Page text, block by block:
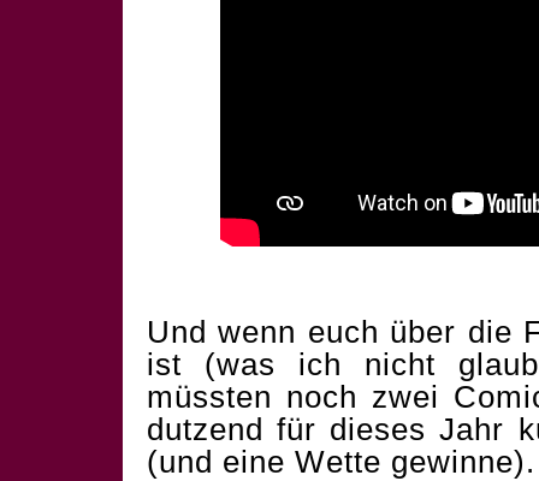
Und wenn euch über die
ist (was ich nicht
müssten noch zwei
dutzend für dieses Jahr
(und eine Wette